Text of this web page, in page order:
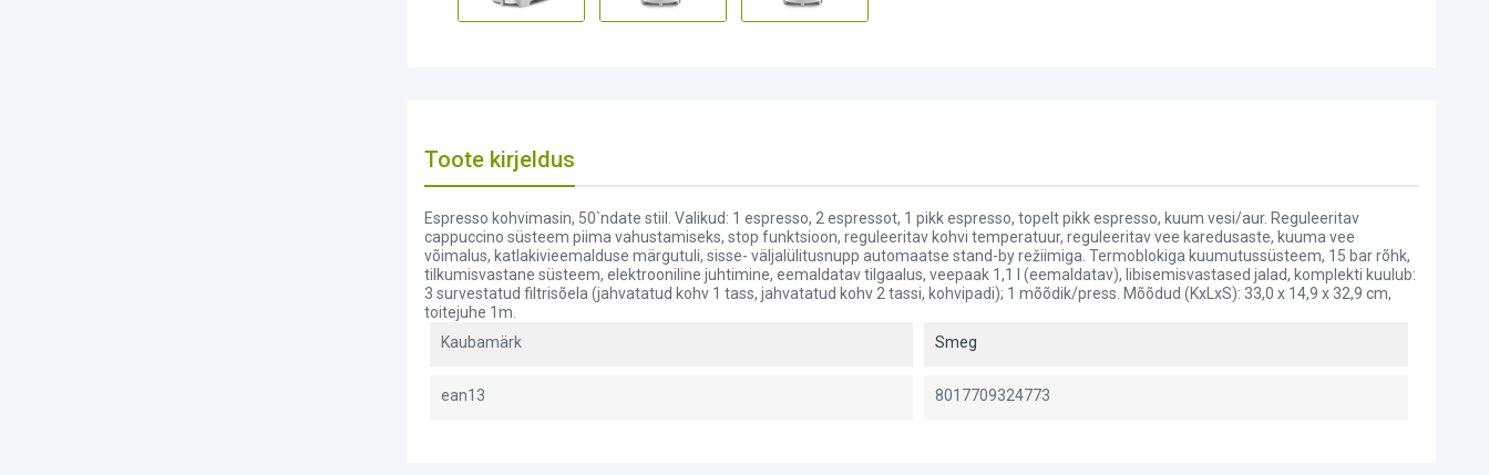
Toote kirjeldus
Espresso kohvimasin, 50`ndate stiil. Valikud: 1 espresso, 2 espressot, 1 pikk espresso, topelt pikk espresso, kuum vesi/aur. Reguleeritav
cappuccino süsteem piima vahustamiseks, stop funktsioon, reguleeritav kohvi temperatuur, reguleeritav vee karedusaste, kuuma vee
võimalus, katlakivieemalduse märgutuli, sisse- väljalülitusnupp automaatse stand-by režiimiga. Termoblokiga kuumutussüsteem, 15 bar rõhk,
tilkumisvastane süsteem, elektrooniline juhtimine, eemaldatav tilgaalus, veepaak 1,1 l (eemaldatav), libisemisvastased jalad, komplekti kuulub:
3 survestatud filtrisõela (jahvatatud kohv 1 tass, jahvatatud kohv 2 tassi, kohvipadi); 1 mõõdik/press. Mõõdud (KxLxS): 33,0 x 14,9 x 32,9 cm,
toitejuhe 1m.
Kaubamärk
Smeg
ean13 8017709324773